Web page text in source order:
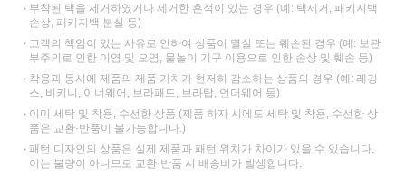
부착된 택을 제거하였거나 제거한 흔적이 있는 경우 (예: 택제거, 패키지백
손상, 패키지백 분실 등)
고객의 책임이 있는 사유로 인하여 상품이 멸실 또는 훼손된 경우 (예: 보관
부주의로 인한 이염 및 오염, 물놀이 기구 이용으로 인한 손상 및 훼손 등)
착용과 동시에 제품의 제품 가치가 현저히 감소하는 상품의 경우 (예: 레깅
스, 비키니, 이너웨어, 브라패드, 브라탑, 언더웨어 등)
이미 세탁 및 착용, 수선한 상품 (제품 하자 시에도 세탁 및 착용, 수선한 상
품은 교환·반품이 불가능합니다.)
패턴 디자인의 상품은 실제 제품과 패턴 위치가 차이가 있을 수 있습니다.
이는 불량이 아니므로 교환·반품 시 배송비가 발생합니다.